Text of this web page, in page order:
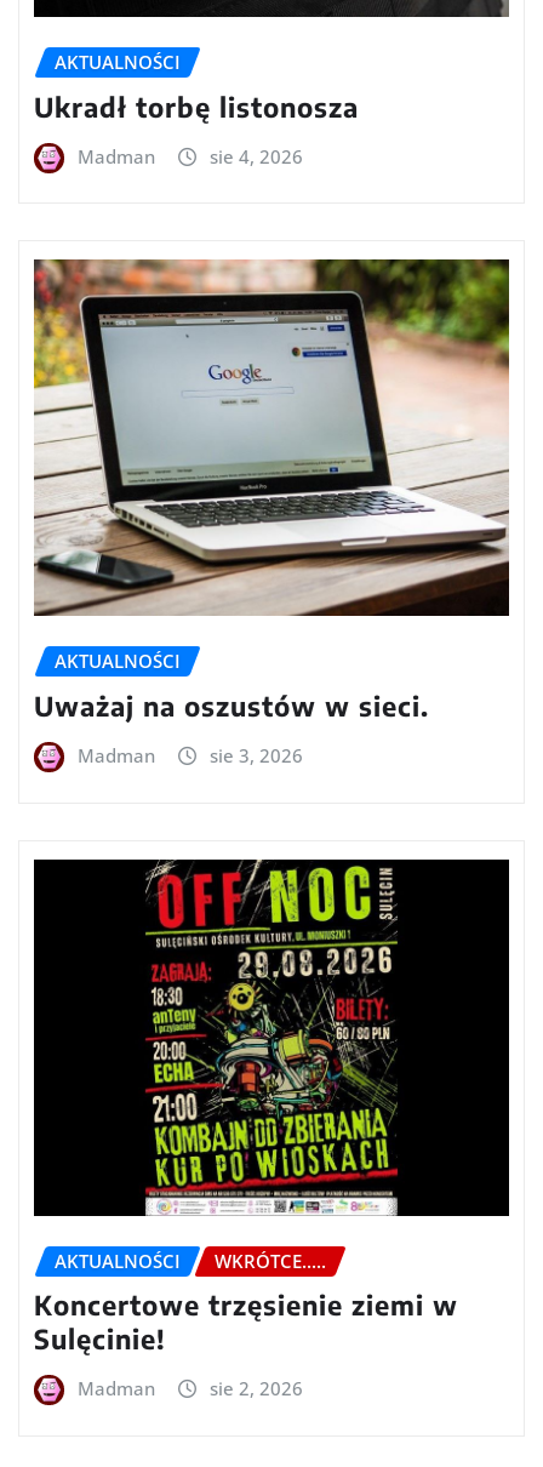
AKTUALNOŚCI
Ukradł torbę listonosza
Madman sie 4, 2026
AKTUALNOŚCI
Uważaj na oszustów w sieci.
Madman sie 3, 2026
AKTUALNOŚCI WKRÓTCE.....
Koncertowe trzęsienie ziemi w
Sulęcinie!
Madman sie 2, 2026